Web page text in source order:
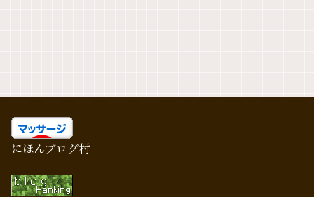
にほんブログ村